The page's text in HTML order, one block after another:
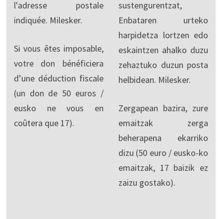
l'adresse postale
indiquée. Milesker.
Si vous êtes imposable,
votre don bénéficiera
d’une déduction fiscale
(un don de 50 euros /
eusko ne vous en
coûtera que 17).
sustengurentzat,
Enbataren urteko
harpidetza lortzen edo
eskaintzen ahalko duzu
zehaztuko duzun posta
helbidean. Milesker.
Zergapean bazira, zure
emaitzak zerga
beherapena ekarriko
dizu (50 euro / eusko-ko
emaitzak, 17 baizik ez
zaizu gostako).